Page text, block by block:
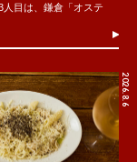
人目は、鎌倉「オステ
2026.8.6